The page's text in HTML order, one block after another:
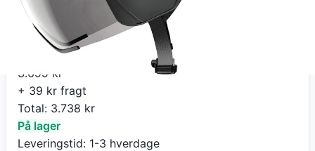
Ladcyklen.dk
ABUS Hjelm GameChanger TT 1.1, shiny black S
3.699 kr
+ 39 kr fragt
Total: 3.738 kr
På lager
Leveringstid: 1-3 hverdage